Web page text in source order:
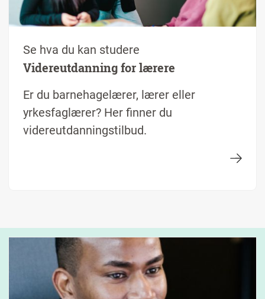
Se hva du kan studere
Videreutdanning for lærere
Er du barnehagelærer, lærer eller
yrkesfaglærer? Her finner du
videreutdanningstilbud.